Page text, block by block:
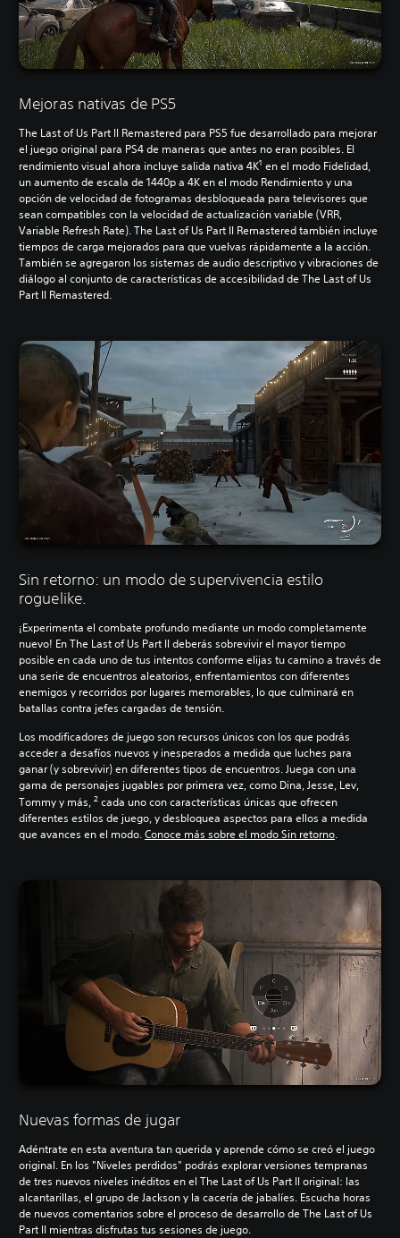
Mejoras nativas de PS5
The Last of Us Part II Remastered para PS5 fue desarrollado para mejorar
el juego original para PS4 de maneras que antes no eran posibles. El
rendimiento visual ahora incluye salida nativa 4K1 en el modo Fidelidad,
un aumento de escala de 1440p a 4K en el modo Rendimiento y una
opción de velocidad de fotogramas desbloqueada para televisores que
sean compatibles con la velocidad de actualización variable (VRR,
Variable Refresh Rate). The Last of Us Part II Remastered también incluye
tiempos de carga mejorados para que vuelvas rápidamente a la acción.
También se agregaron los sistemas de audio descriptivo y vibraciones de
diálogo al conjunto de características de accesibilidad de The Last of Us
Part II Remastered.
Sin retorno: un modo de supervivencia estilo
roguelike.
¡Experimenta el combate profundo mediante un modo completamente
nuevo! En The Last of Us Part II deberás sobrevivir el mayor tiempo
posible en cada uno de tus intentos conforme elijas tu camino a través de
una serie de encuentros aleatorios, enfrentamientos con diferentes
enemigos y recorridos por lugares memorables, lo que culminará en
batallas contra jefes cargadas de tensión.
Los modificadores de juego son recursos únicos con los que podrás
acceder a desafíos nuevos y inesperados a medida que luches para
ganar (y sobrevivir) en diferentes tipos de encuentros. Juega con una
gama de personajes jugables por primera vez, como Dina, Jesse, Lev,
Tommy y más, 2 cada uno con características únicas que ofrecen
diferentes estilos de juego, y desbloquea aspectos para ellos a medida
que avances en el modo.Conoce más sobre el modo Sin retorno.
Nuevas formas de jugar
Adéntrate en esta aventura tan querida y aprende cómo se creó el juego
original. En los "Niveles perdidos" podrás explorar versiones tempranas
de tres nuevos niveles inéditos en el The Last of Us Part II original: las
alcantarillas, el grupo de Jackson y la cacería de jabalíes. Escucha horas
de nuevos comentarios sobre el proceso de desarrollo de The Last of Us
Part II mientras disfrutas tus sesiones de juego.